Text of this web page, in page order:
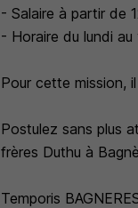
- Salaire à partir de
- Horaire du lundi
Pour cette mission,
Postulez sans plus
frères Duthu à
Temporis